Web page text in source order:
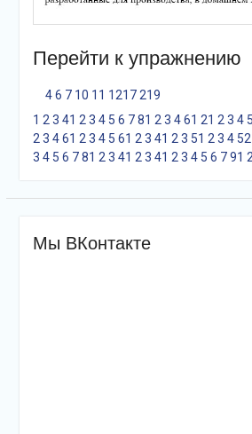
Перейти к упражнению
4 6 7 10 11 1217 219
1 2 3 41 2 3 4 5 6 7 81 2 3 4 61 21 2 3 4 5
2 3 4 61 2 3 4 5 61 2 3 41 2 3 51 2 3 4 52
3 4 5 6 7 81 2 3 41 2 3 41 2 3 4 5 6 7 91 2
Мы ВКонтакте